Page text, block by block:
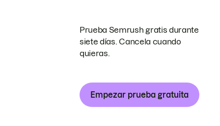
Prueba Semrush gratis durante
siete días. Cancela cuando
quieras.
Empezar prueba gratuita